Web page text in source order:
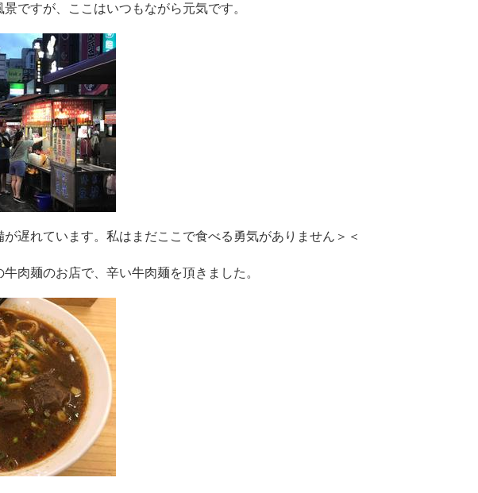
ですが、ここはいつもながら元気です。
遅れています。私はまだここで食べる勇気がありません＞＜
肉麺のお店で、辛い牛肉麺を頂きました。